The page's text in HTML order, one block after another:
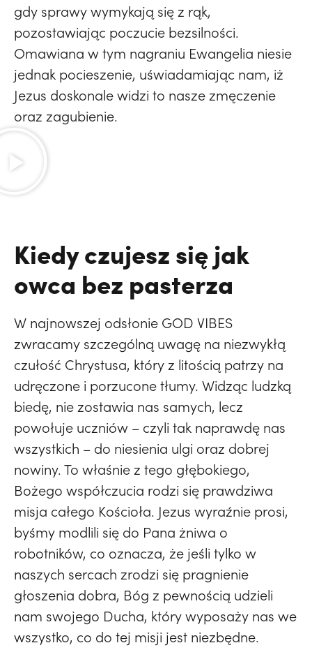
gdy sprawy wymykają się z rąk,
pozostawiając poczucie bezsilności.
Omawiana w tym nagraniu Ewangelia niesie
jednak pocieszenie, uświadamiając nam, iż
Jezus doskonale widzi to nasze zmęczenie
oraz zagubienie.
Kiedy czujesz się jak
owca bez pasterza
W najnowszej odsłonie GOD VIBES
zwracamy szczególną uwagę na niezwykłą
czułość Chrystusa, który z litością patrzy na
udręczone i porzucone tłumy. Widząc ludzką
biedę, nie zostawia nas samych, lecz
powołuje uczniów – czyli tak naprawdę nas
wszystkich – do niesienia ulgi oraz dobrej
nowiny. To właśnie z tego głębokiego,
Bożego współczucia rodzi się prawdziwa
misja całego Kościoła. Jezus wyraźnie prosi,
byśmy modlili się do Pana żniwa o
robotników, co oznacza, że jeśli tylko w
naszych sercach zrodzi się pragnienie
głoszenia dobra, Bóg z pewnością udzieli
nam swojego Ducha, który wyposaży nas we
wszystko, co do tej misji jest niezbędne.